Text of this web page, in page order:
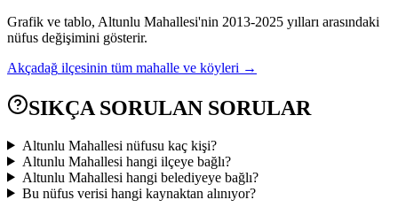
Grafik ve tablo, Altunlu Mahallesi'nin 2013-2025 yılları arasındaki
nüfus değişimini gösterir.
Akçadağ ilçesinin tüm mahalle ve köyleri →
SIKÇA SORULAN SORULAR
Altunlu Mahallesi nüfusu kaç kişi?
Altunlu Mahallesi hangi ilçeye bağlı?
Altunlu Mahallesi hangi belediyeye bağlı?
Bu nüfus verisi hangi kaynaktan alınıyor?